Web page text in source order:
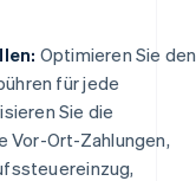
Optimieren Sie den
für jede
Sie die
Vor-Ort-Zahlungen,